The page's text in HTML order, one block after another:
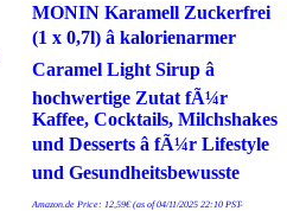
MONIN Karamell Zuckerfrei
(1 x 0,7l) â kalorienarmer
Caramel Light Sirup â
hochwertige Zutat fÃ¼r
Kaffee, Cocktails, Milchshakes
und Desserts â fÃ¼r Lifestyle
und Gesundheitsbewusste
Amazon.de Price: 12,59€(as of 04/11/2025 22:10 PST-